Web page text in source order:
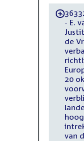
-
- E.
de
20
van